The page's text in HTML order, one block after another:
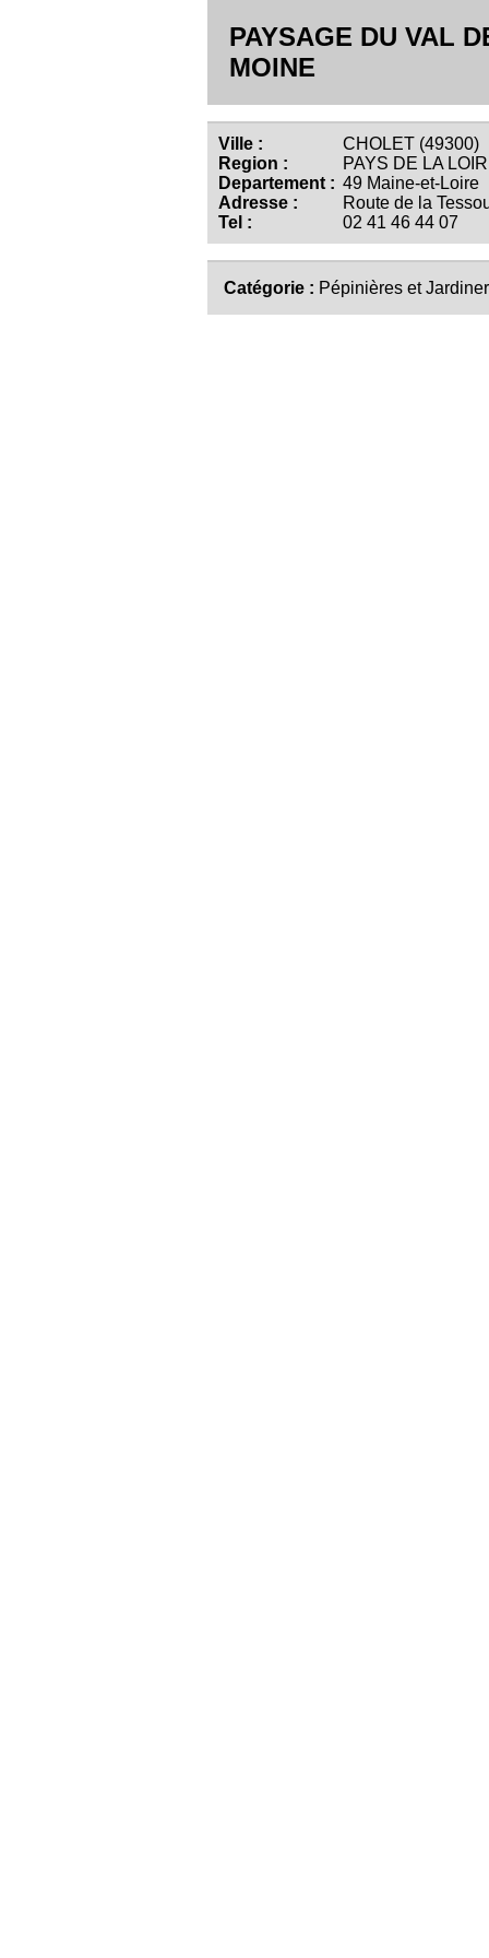
PAYSAGE DU VAL
MOINE
Ville :
CHOLET (49300)
Region :
PAYS DE LA
Departement : 49 Maine-et-Loire
Adresse :
Route de la
Tel :
02 41 46 44 07
Catégorie : Pépinières et